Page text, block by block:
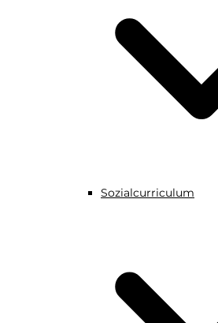
Sozialcurriculum